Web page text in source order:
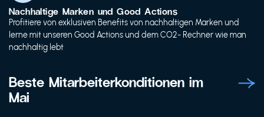
Nachhaltige Marken und Good Actions
Profitiere von exklusiven Benefits von nachhaltigen Marken und
lerne mit unseren Good Actions und dem CO2- Rechner wie man
nachhaltig lebt
Beste Mitarbeiterkonditionen im
Mai